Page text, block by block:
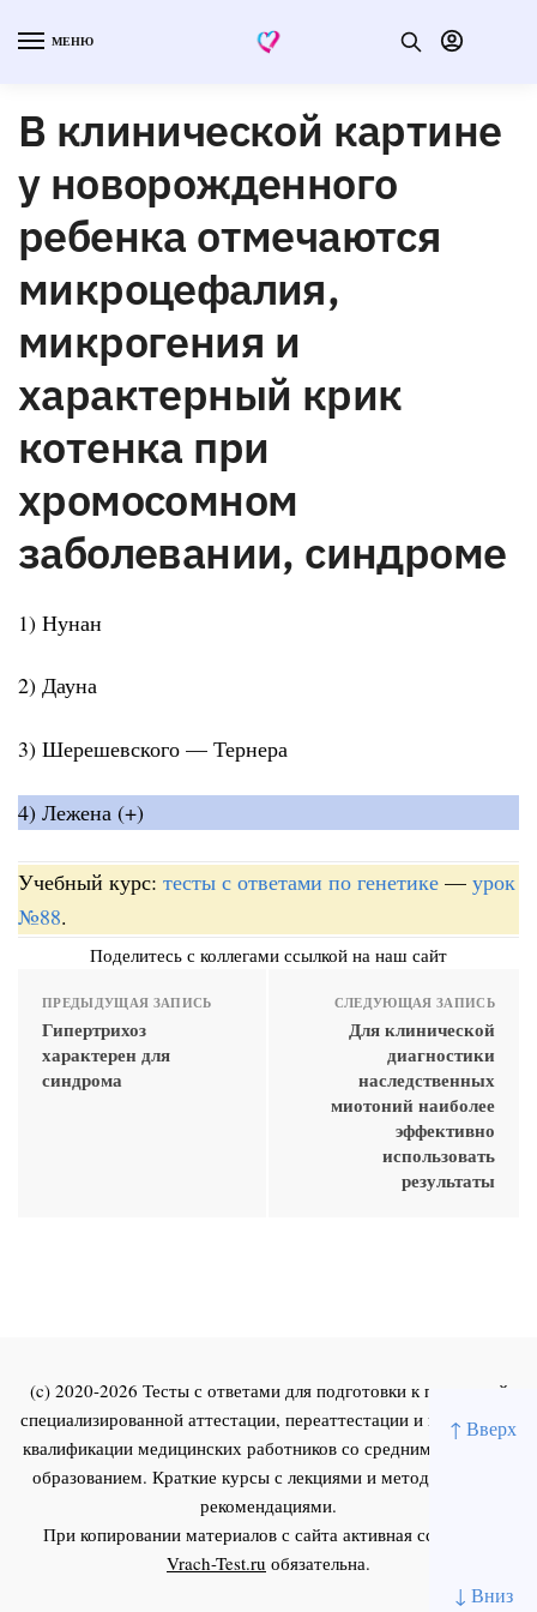
↑ Вверх
↓ Вниз
МЕНЮ
В клинической картине
у новорожденного
ребенка отмечаются
микроцефалия,
микрогения и
характерный крик
котенка при
хромосомном
заболевании, синдроме
1) Нунан
2) Дауна
3) Шерешевского — Тернера
4) Лежена (+)
Учебный курс: тесты с ответами по генетике — урок
№88.
Поделитесь с коллегами ссылкой на наш сайт
ПРЕДЫДУЩАЯ ЗАПИСЬ
Гипертрихоз
характерен для
синдрома
СЛЕДУЮЩАЯ ЗАПИСЬ
Для клинической
диагностики
наследственных
миотоний наиболее
эффективно
использовать
результаты
(c) 2020-2026 Тесты с ответами для подготовки к первичной
специализированной аттестации, переаттестации и повышения
квалификации медицинских работников со средним и высшим
образованием. Краткие курсы с лекциями и методическими
рекомендациями.
При копировании материалов с сайта активная ссылка на
Vrach-Test.ru обязательна.